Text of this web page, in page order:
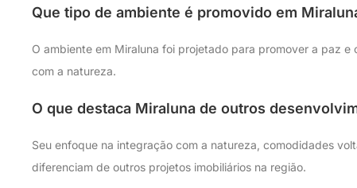
Que tipo de ambiente é promovido em
O ambiente em Miraluna foi projetado para promover a paz
com a natureza.
O que destaca Miraluna de outros
Seu enfoque na integração com a natureza, comodidades
diferenciam de outros projetos imobiliários na região.